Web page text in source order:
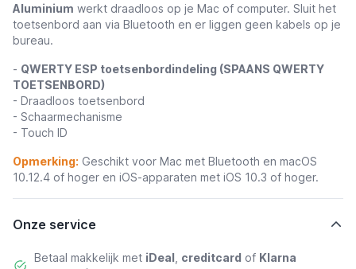
Aluminium werkt draadloos op je Mac of computer. Sluit het
toetsenbord aan via Bluetooth en er liggen geen kabels op je
bureau.
- QWERTY ESP toetsenbordindeling (SPAANS QWERTY
TOETSENBORD)
- Draadloos toetsenbord
- Schaarmechanisme
- Touch ID
Opmerking: Geschikt voor Mac met Bluetooth en macOS
10.12.4 of hoger en iOS-apparaten met iOS 10.3 of hoger.
Onze service
Betaal makkelijk met iDeal creditcard of Klarna